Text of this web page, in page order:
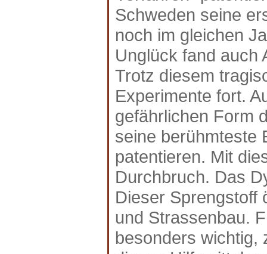
Schweden seine
noch im gleichen
Unglück fand auch
Trotz diesem
Experimente fort.
gefährlichen Form
seine berühmteste
patentieren. Mit
Durchbruch. Das
Dieser Sprengstoff
und Strassenbau.
besonders wichtig,